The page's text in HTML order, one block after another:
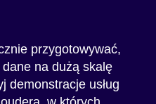
przygotowywać,
na dużą skalę
demonstracje usług